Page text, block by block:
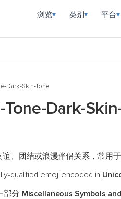
浏览▾ 类别 ▾ 平台▾
Dark-Skin-Tone
Dark-
、团结或浪漫伴侣关系，常用
qualified emoji encoded in
部分 Miscellaneous Symbols